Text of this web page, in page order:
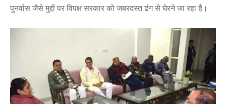
पुनर्वास जैसे मुद्दों पर विपक्ष सरकार को जबरदस्त ढंग से घेरने जा रहा है।